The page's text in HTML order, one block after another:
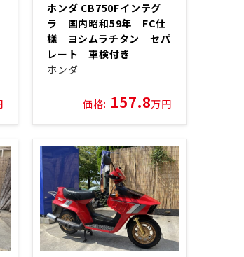
ホンダ CB750Fインテグ
ラ 国内昭和59年 FC仕
様 ヨシムラチタン セパ
レート 車検付き
ホンダ
価格: 157.8万円